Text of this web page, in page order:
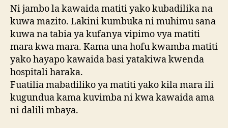
Ni jambo la kawaida matiti yako kubadilika na
kuwa mazito. Lakini kumbuka ni muhimu sana
kuwa na tabia ya kufanya vipimo vya matiti
mara kwa mara. Kama una hofu kwamba matiti
yako hayapo kawaida basi yatakiwa kwenda
hospitali haraka.
Fuatilia mabadiliko ya matiti yako kila mara ili
kugundua kama kuvimba ni kwa kawaida ama
ni dalili mbaya.